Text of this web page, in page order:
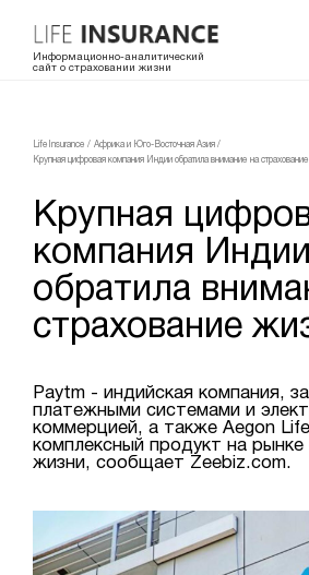
Информационно-аналитический
сайт о страховании жизни
LifeInsurance / Африка и Юго-Восточная Азия /
Крупная цифровая компания Индии обратила внимание на
Крупная
компания Индии
обратила
страхование
Paytm - индийская компания,
платежными системами и
коммерцией, а также Aegon
комплексный продукт на рынке
жизни, сообщает Zeebiz.com.